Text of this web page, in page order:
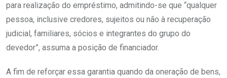
para realização do empréstimo, admitindo-se que “qualquer
pessoa, inclusive credores, sujeitos ou não à recuperação
judicial, familiares, sócios e integrantes do grupo do
devedor”, assuma a posição de financiador.
A fim de reforçar essa garantia quando da oneração de bens,